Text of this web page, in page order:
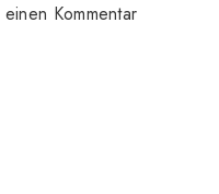
Kommentar